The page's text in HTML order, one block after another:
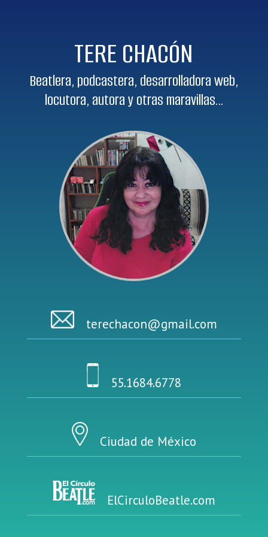
TERE CHACÓN
Beatlera, podcastera, desarrolladora web,
locutora, autora y otras maravillas…
terechacon@gmail.com
55.1684.6778
Ciudad de México
ElCirculoBeatle.com